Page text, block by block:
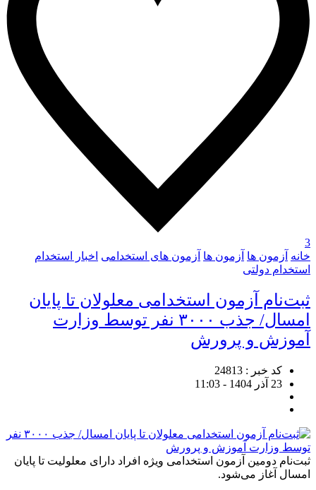
3
خانه آزمون ها آزمون ها آزمون های استخدامی اخبار استخدام
استخدام دولتی
ثبت‌نام آزمون استخدامی معلولان تا پایان
امسال/ جذب ۳۰۰۰ نفر توسط وزارت
آموزش و پرورش
کد خبر : 24813
23 آذر 1404 - 11:03
ثبت‌نام دومین آزمون استخدامی ویژه افراد دارای معلولیت تا پایان
امسال آغاز می‌شود.